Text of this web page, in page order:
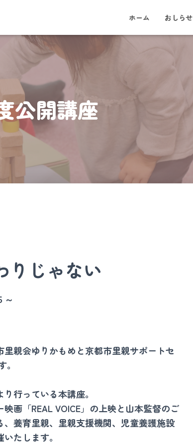
ホーム おしらせ
公開講座
りじゃない
～
親会ゆりかもめと京都市里親サポートセ
行っている本講座。
画「REAL VOICE」の上映と山本監督のご
養育里親、里親支援機関、児童養護施設
たします。